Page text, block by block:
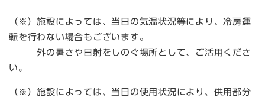
（※）施設によっては、当日の気温状況等により、冷房運
転を行わない場合もございます。
外の暑さや日射をしのぐ場所として、ご活用くださ
い。
（※）施設によっては、当日の使用状況により、供用部分